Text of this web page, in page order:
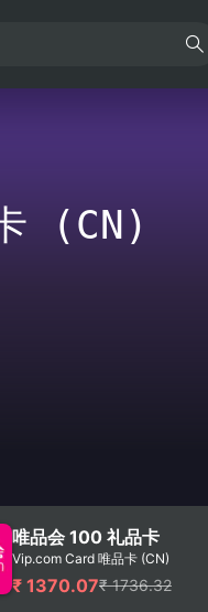
(CN)
唯品会 100 礼品卡
Vip.com Card 唯品卡 (CN)
₹ 1370.07₹ 1736.32